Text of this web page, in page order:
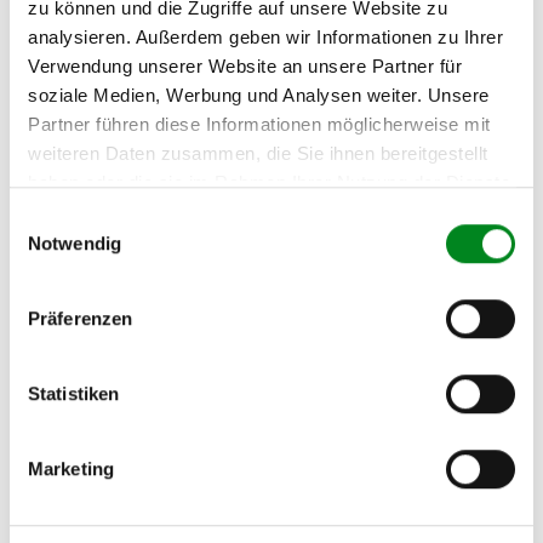
zu können und die Zugriffe auf unsere Website zu
analysieren. Außerdem geben wir Informationen zu Ihrer
Verwendung unserer Website an unsere Partner für
soziale Medien, Werbung und Analysen weiter. Unsere
Partner führen diese Informationen möglicherweise mit
weiteren Daten zusammen, die Sie ihnen bereitgestellt
haben oder die sie im Rahmen Ihrer Nutzung der Dienste
Notwendig
Präferenzen
Statistiken
Marketing
Oder einfachim Chatnachfragen.
Hersteller/EU Verantwortliche
Person
Hersteller
Unternehmensname:
Adresse:
info@tmc-turbo.de
02541/8483601
Der Aufbereitungsprozess für